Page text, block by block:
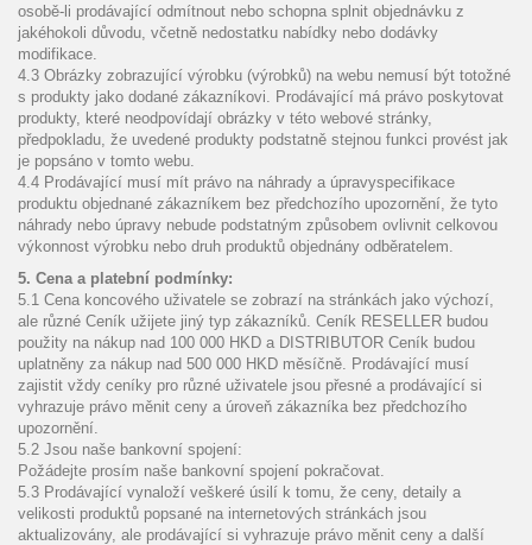
osobě-li prodávající odmítnout nebo schopna splnit objednávku z
jakéhokoli důvodu, včetně nedostatku nabídky nebo dodávky
modifikace.
4.3 Obrázky zobrazující výrobku (výrobků) na webu nemusí být totožné
s produkty jako dodané zákazníkovi. Prodávající má právo poskytovat
produkty, které neodpovídají obrázky v této webové stránky,
předpokladu, že uvedené produkty podstatně stejnou funkci provést jak
je popsáno v tomto webu.
4.4 Prodávající musí mít právo na náhrady a úpravyspecifikace
produktu objednané zákazníkem bez předchozího upozornění, že tyto
náhrady nebo úpravy nebude podstatným způsobem ovlivnit celkovou
výkonnost výrobku nebo druh produktů objednány odběratelem.
5. Cena a platební podmínky:
5.1 Cena koncového uživatele se zobrazí na stránkách jako výchozí,
ale různé Ceník užijete jiný typ zákazníků. Ceník RESELLER budou
použity na nákup nad 100 000 HKD a DISTRIBUTOR Ceník budou
uplatněny za nákup nad 500 000 HKD měsíčně. Prodávající musí
zajistit vždy ceníky pro různé uživatele jsou přesné a prodávající si
vyhrazuje právo měnit ceny a úroveň zákazníka bez předchozího
upozornění.
5.2 Jsou naše bankovní spojení:
Požádejte prosím naše bankovní spojení pokračovat.
5.3 Prodávající vynaloží veškeré úsilí k tomu, že ceny, detaily a
velikosti produktů popsané na internetových stránkách jsou
aktualizovány, ale prodávající si vyhrazuje právo měnit ceny a další